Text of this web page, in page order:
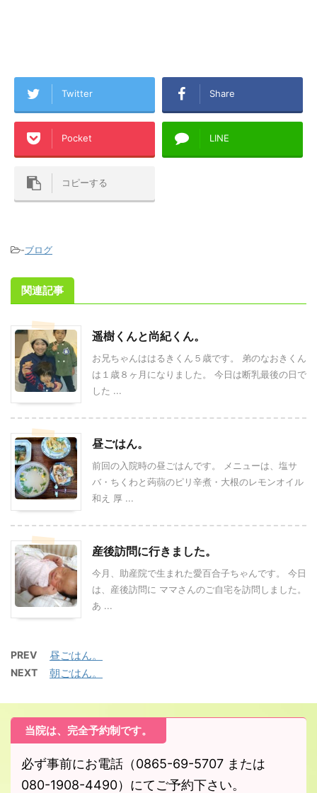
Twitter Share
Pocket LINE
コピーする
-ブログ
関連記事
遥樹くんと尚紀くん。
お兄ちゃんははるきくん５歳です。 弟のなおきくん
は１歳８ヶ月になりました。 今日は断乳最後の日で
した ...
昼ごはん。
前回の入院時の昼ごはんです。 メニューは、塩サ
バ・ちくわと蒟蒻のピリ辛煮・大根のレモンオイル
和え 厚 ...
産後訪問に行きました。
今月、助産院で生まれた愛百合子ちゃんです。 今日
は、産後訪問に ママさんのご自宅を訪問しました。
あ ...
PREV 昼ごはん。
NEXT 朝ごはん。
当院は、完全予約制です。
必ず事前にお電話（0865-69-5707 または
080-1908-4490）にてご予約下さい。